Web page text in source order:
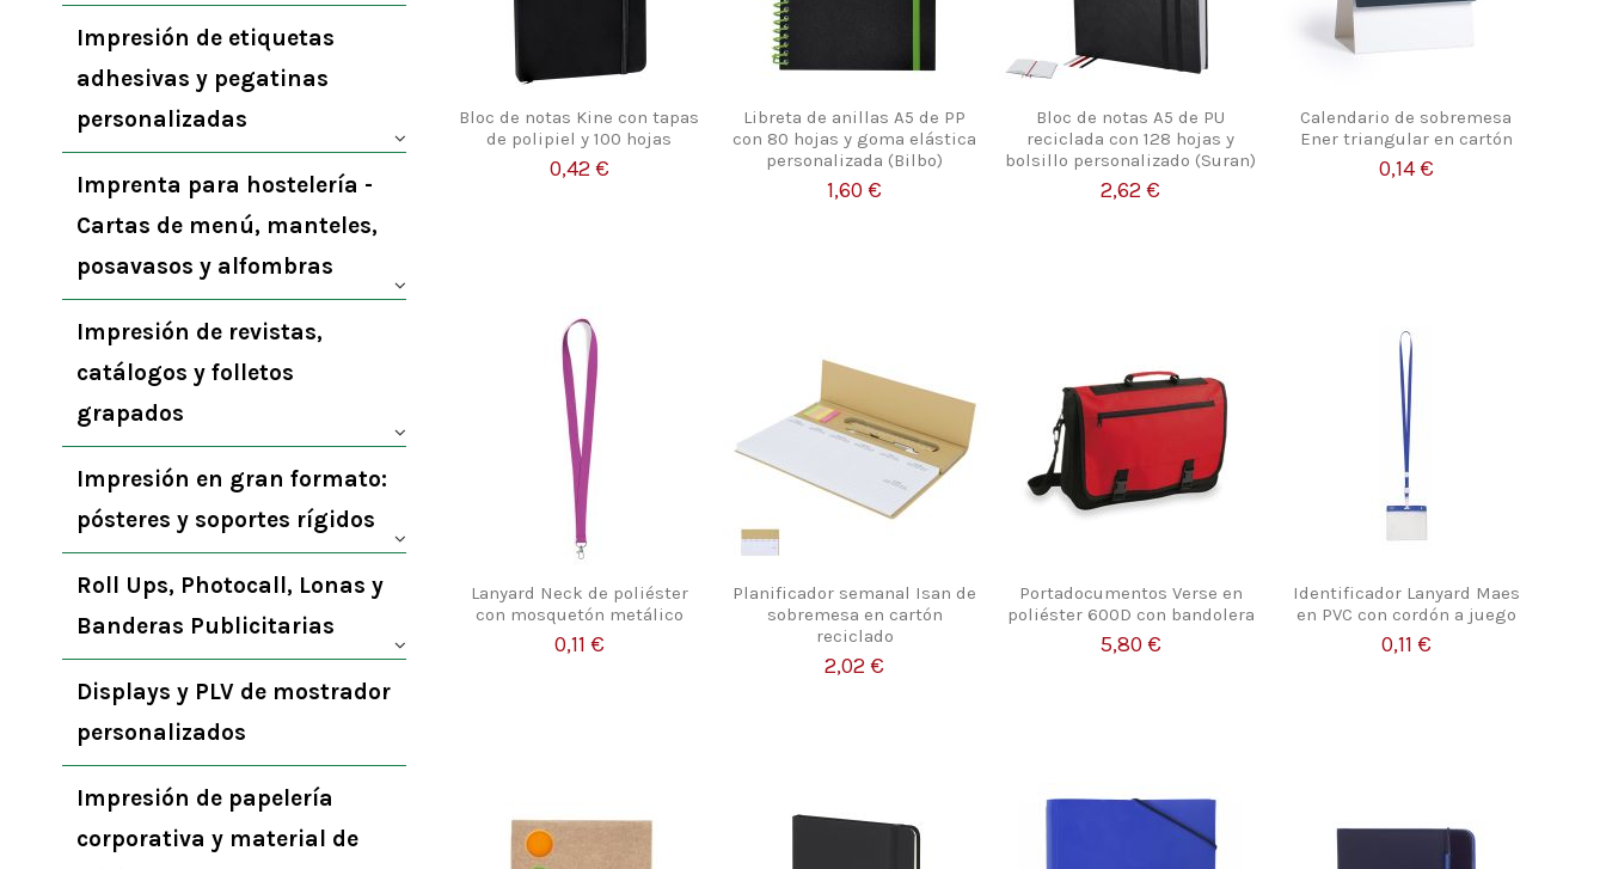
Bloc de notas Kine con tapas
de polipiel y 100 hojas
0,42 €
Libreta de anillas A5 de PP
con 80 hojas y goma elástica
personalizada (Bilbo)
1,60 €
Bloc de notas A5 de PU
reciclada con 128 hojas y
bolsillo personalizado (Suran)
2,62 €
Calendario de sobremesa
Ener triangular en cartón
0,14 €
Lanyard Neck de poliéster
con mosquetón metálico
0,11 €
Planificador semanal Isan de
sobremesa en cartón
reciclado
2,02 €
Portadocumentos Verse en
poliéster 600D con bandolera
5,80 €
Identificador Lanyard Maes
en PVC con cordón a juego
0,11 €
Impresión de etiquetas
adhesivas y pegatinas
personalizadas
Imprenta para hostelería -
Cartas de menú, manteles,
posavasos y alfombras
Impresión de revistas,
catálogos y folletos
grapados
Impresión en gran formato:
pósteres y soportes rígidos
Roll Ups, Photocall, Lonas y
Banderas Publicitarias
Displays y PLV de mostrador
personalizados
Impresión de papelería
corporativa y material de